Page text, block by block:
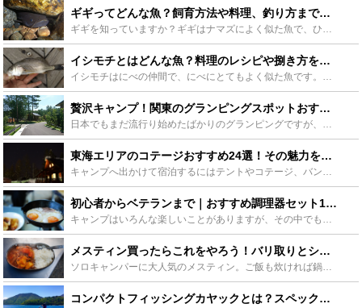
ギギってどんな魚？飼育方法や料理、釣り方まで詳しく紹介します！ - Leisurego(レジャーゴー)
イシモチとはどんな魚？料理のレシピや捌き方をご紹介！釣り方も！ - Leisurego(レジャーゴー)
贅沢キャンプ！関東のグランピングスポットおすすめをご紹介 - Leisurego(レジャーゴー)
東海エリアのコテージおすすめ24選！その魅力を徹底解説 - Leisurego(レジャーゴー)
初心者からベテランまで｜おすすめ調理器セット15選紹介します！ - Leisurego(レジャーゴー)
メスティン買ったらこれをやろう！バリ取りとシーズニング方法を徹底解説！ - Leisurego(レジャーゴー)
コンパクトフィッシングカヤックとは？スペックや便利グッズなどをご紹介！ - Leisurego(レジャーゴー)